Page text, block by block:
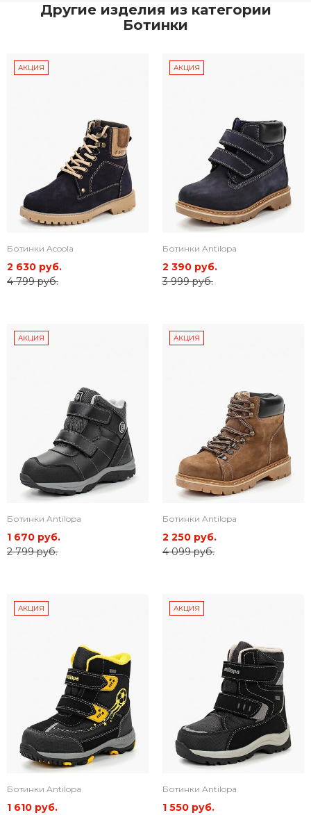
Другие изделия из категории
Ботинки
АКЦИЯ
Ботинки Acoola
2 630 руб.
4 799 руб.
АКЦИЯ
Ботинки Antilopa
2 390 руб.
3 999 руб.
АКЦИЯ
Ботинки Antilopa
1 670 руб.
2 799 руб.
АКЦИЯ
Ботинки Antilopa
2 250 руб.
4 099 руб.
АКЦИЯ
Ботинки Antilopa
1 610 руб.
АКЦИЯ
Ботинки Antilopa
1 550 руб.